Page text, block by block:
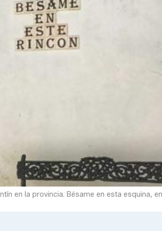
en la provincia. Bésame en esta esquina,